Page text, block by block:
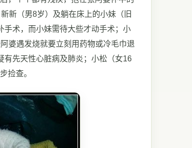
新（男8岁）及躺在床上的小妹（旧
手术，而小妹需待大些才动手术；小
婆遇发烧就要立刻用药物或冷毛巾退
有先天性心脏病及肺炎；小松（女16
捡查。